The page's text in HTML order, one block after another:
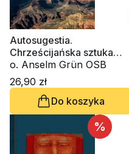
Autosugestia.
Chrześcijańska sztuka
pozytywnego myślenia
o. Anselm Grün OSB
26,90 zł
Do koszyka
%